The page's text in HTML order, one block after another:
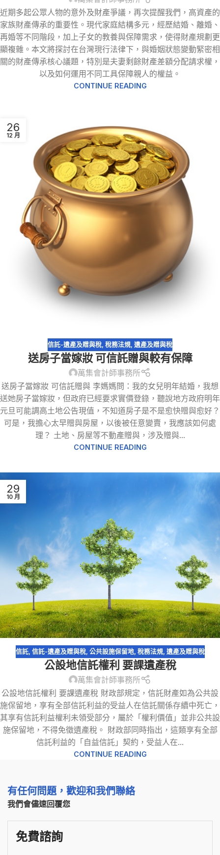
近期多起公眾人物的意外及財產爭議，再次提醒我們，高資產的
家族財產傳承的重要性。現代家庭結構多元，經歷結婚、離婚、
再婚等不同階段，加上子女的教養與保障需求，使得財產規劃更
顯複雜。本文將探討在台灣現行法律下，與婚姻狀態變動緊密相
關的財產傳承核心議題，特別是夫妻剩餘財產差額分配請求權，
以及如何運用不同工具保障親人的權益。
CONTINUE READING
26
12 月
信託-遺產及贈與稅 稅務法規 遺產及贈與稅
送房子當嫁妝 可信託贈與較有保障
萬集會計師事務所
送房子當嫁妝 可信託贈與 李媽媽問：我的女兒明年結婚，我想
送她房子當嫁妝，但政府已經要求實價登錄，聽說地方政府明年
元旦可能調高土地公告現值，不知道房子是不是愈快贈與愈好？
可是，我擔心太早贈與房屋，以後被任意變賣，我應該如何處
理？ 土地、房屋等不動產贈與，涉及贈與...
CONTINUE READING
29
10 月
信託, 信託-遺產及贈與稅, 公共設施保留地, 稅務法規, 遺產及贈與稅
公設地信託權利 要課遺產稅
萬集會計師事務所
公設地信託權利 要課遺產稅 財政部規定，信託財產如為公共設
施保留地，享有全部信託利益的受益人在信託關係存續中死亡，
其享有信託利益權利未領受部分，屬於「權利價值」並非公共設
施保留地，不得免徵遺產稅。 財政部同時指出，這類享有全部
信託利益的「自益信託」契約，受益人在...
CONTINUE READING
有任何問題，歡迎和我們聯絡
我們會儘速回覆您
免費諮詢